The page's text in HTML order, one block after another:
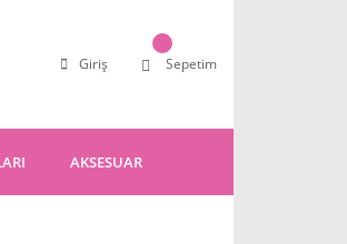
Giriş Sepetim
AKSESUAR